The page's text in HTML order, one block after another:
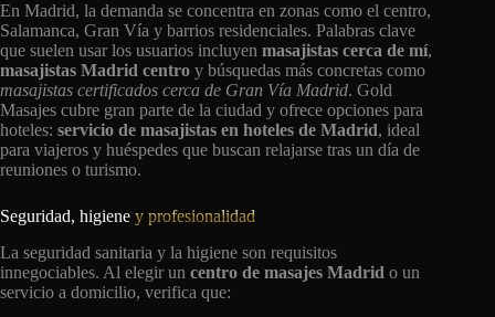
En Madrid, la demanda se concentra en zonas como el centro,
Salamanca, Gran Vía y barrios residenciales. Palabras clave
que suelen usar los usuarios incluyen masajistas cerca de mí,
masajistas Madrid centro y búsquedas más concretas como
masajistas certificados cerca de Gran Vía Madrid. Gold
Masajes cubre gran parte de la ciudad y ofrece opciones para
hoteles: servicio de masajistas en hoteles de Madrid, ideal
para viajeros y huéspedes que buscan relajarse tras un día de
reuniones o turismo.
Seguridad, higiene y profesionalidad
La seguridad sanitaria y la higiene son requisitos
innegociables. Al elegir un centro de masajes Madrid o un
servicio a domicilio, verifica que: